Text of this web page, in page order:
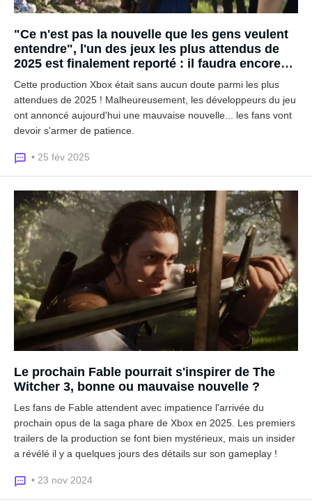
"Ce n'est pas la nouvelle que les gens veulent
entendre", l'un des jeux les plus attendus de
2025 est finalement reporté : il faudra encore
patienter avant de jouer à Fable
Cette production Xbox était sans aucun doute parmi les plus
attendues de 2025 ! Malheureusement, les développeurs du jeu
ont annoncé aujourd'hui une mauvaise nouvelle... les fans vont
devoir s'armer de patience.
• 25 fév 2025
Le prochain Fable pourrait s'inspirer de The
Witcher 3, bonne ou mauvaise nouvelle ?
Les fans de Fable attendent avec impatience l'arrivée du
prochain opus de la saga phare de Xbox en 2025. Les premiers
trailers de la production se font bien mystérieux, mais un insider
a révélé il y a quelques jours des détails sur son gameplay !
• 23 nov 2024